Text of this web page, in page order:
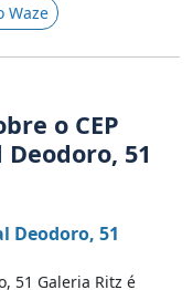
Waze
o CEP
Deodoro, 51
Deodoro, 51
51 Galeria Ritz é